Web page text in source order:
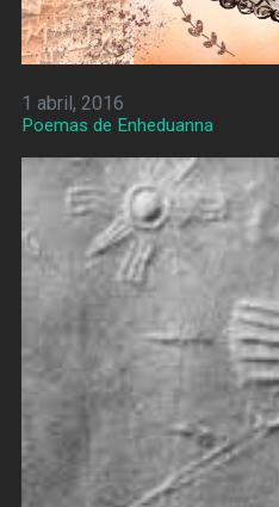
1 abril, 2016
Poemas de Enheduanna